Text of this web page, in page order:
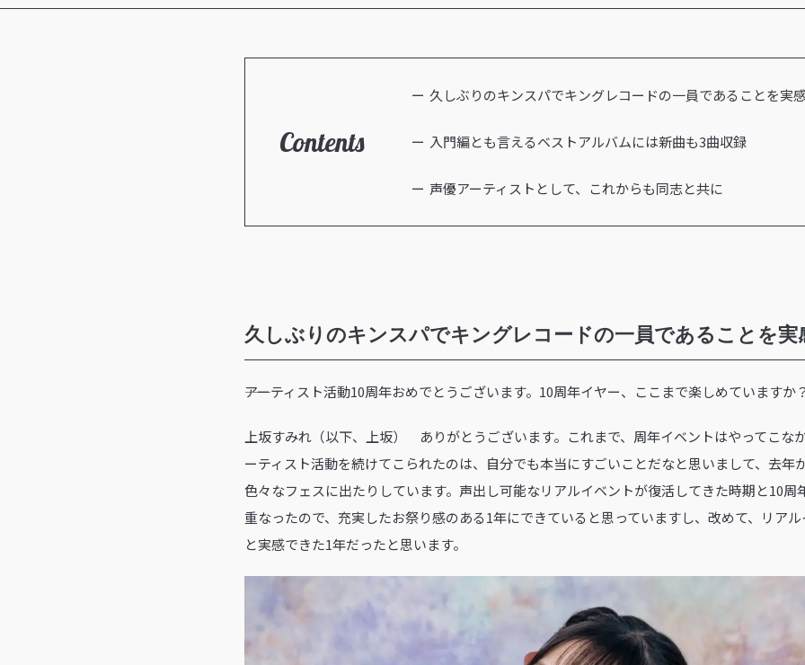
Contents
久しぶりのキンスパでキングレコードの一員であることを実
入門編とも言えるベストアルバムには新曲も3曲収録
声優アーティストとして、これからも同志と共に
久しぶりのキンスパでキングレコードの一員であることを実
――アーティスト活動10周年おめでとうございます。10周年イヤー、ここまで楽しめていますか
上坂すみれ（以下、上坂） ありがとうございます。これまで、周年イベントはやってこな
ーティスト活動を続けてこられたのは、自分でも本当にすごいことだなと思いまして、去年
色々なフェスに出たりしています。声出し可能なリアルイベントが復活してきた時期と10周
重なったので、充実したお祭り感のある1年にできていると思っていますし、改めて、リア
と実感できた1年だったと思います。